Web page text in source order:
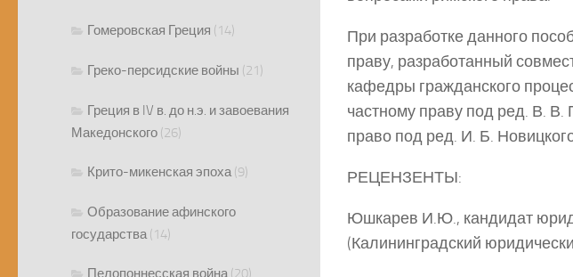
При разработке данного
праву, разработанный
кафедры гражданского
частному праву под ред. В. В.
право под ред. И. Б.
РЕЦЕНЗЕНТЫ:
Юшкарев И.Ю., кандидат
(Калининградский
Гомеровская Греция (14)
Греко-персидские войны (21)
Греция в IV в. до н.э. и завоевания
Македонского (26)
Крито-микенская эпоха(9)
Образование афинского
государства(14)
Пелопоннесская война(20)